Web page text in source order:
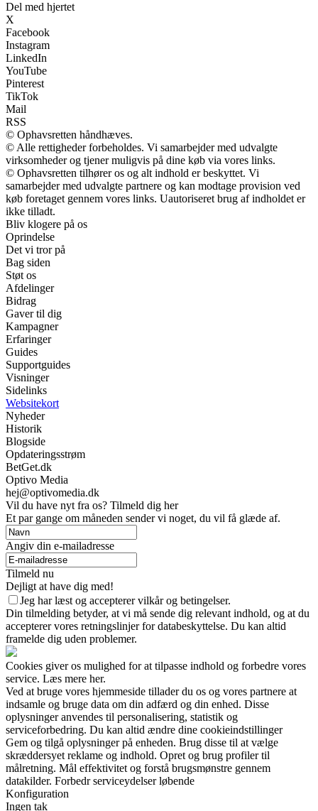
Del med hjertet
X
Facebook
Instagram
LinkedIn
YouTube
Pinterest
TikTok
Mail
RSS
© Ophavsretten håndhæves.
© Alle rettigheder forbeholdes. Vi samarbejder med udvalgte
virksomheder og tjener muligvis på dine køb via vores links.
© Ophavsretten tilhører os og alt indhold er beskyttet. Vi
samarbejder med udvalgte partnere og kan modtage provision ved
køb foretaget gennem vores links. Uautoriseret brug af indholdet er
ikke tilladt.
Bliv klogere på os
Oprindelse
Det vi tror på
Bag siden
Støt os
Afdelinger
Bidrag
Gaver til dig
Kampagner
Erfaringer
Guides
Supportguides
Visninger
Sidelinks
Websitekort
Nyheder
Historik
Blogside
Opdateringsstrøm
BetGet.dk
Optivo Media
hej@optivomedia.dk
Vil du have nyt fra os? Tilmeld dig her
Et par gange om måneden sender vi noget, du vil få glæde af.
Angiv din e-mailadresse
Tilmeld nu
Dejligt at have dig med!
Jeg har læst og accepterer vilkår og betingelser.
Din tilmelding betyder, at vi må sende dig relevant indhold, og at du
accepterer vores retningslinjer for databeskyttelse. Du kan altid
framelde dig uden problemer.
Cookies giver os mulighed for at tilpasse indhold og forbedre vores
service. Læs mere her.
Ved at bruge vores hjemmeside tillader du os og vores partnere at
indsamle og bruge data om din adfærd og din enhed. Disse
oplysninger anvendes til personalisering, statistik og
serviceforbedring. Du kan altid ændre dine cookieindstillinger
Gem og tilgå oplysninger på enheden. Brug disse til at vælge
skræddersyet reklame og indhold. Opret og brug profiler til
målretning. Mål effektivitet og forstå brugsmønstre gennem
datakilder. Forbedr serviceydelser løbende
Konfiguration
Ingen tak